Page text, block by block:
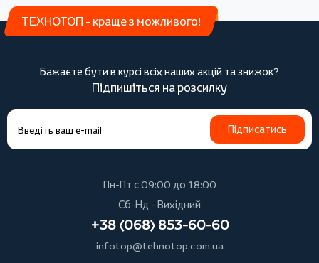
ТЕХНОТОП - краще з можливого!
Бажаєте бути в курсі всіх наших акцій та знижок?
Підпишіться на розсилку
Підписатись
Пн-Пт с 09:00 до 18:00
Сб-Нд - Вихідний
+38 (068) 853-60-60
infotop@tehnotop.com.ua